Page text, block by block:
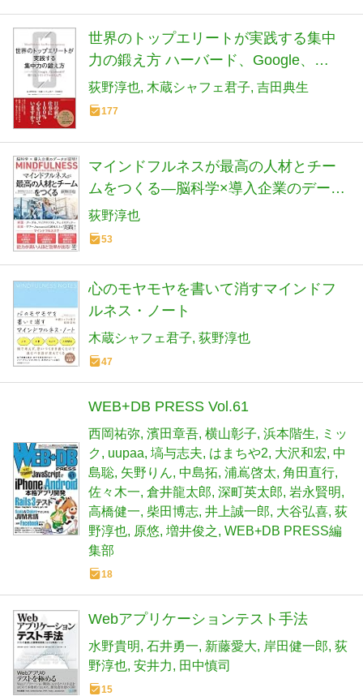
世界のトップエリートが実践する集中
力の鍛え方 ハーバード、Google、
Facebookが取りくむマインドフルネス
入門
荻野淳也 木蔵シャフェ君子 吉田典生
177
マインドフルネスが最高の人材とチー
ムをつくる―脳科学×導入企業のデータ
が証明!
荻野淳也
53
心のモヤモヤを書いて消すマインドフ
ルネス・ノート
木蔵シャフェ君子 荻野淳也
47
WEB+DB PRESS Vol.61
西岡祐弥 濱田章吾 横山彰子 浜本階生
ミッ
ク
uupaa 塙与志夫 はまちや2 大沢和宏 中
島聡 矢野りん 中島拓 浦嶌啓太 角田直行
佐々木一 倉井龍太郎 深町英太郎 岩永賢明
高橋健一 柴田博志 井上誠一郎 大谷弘喜 荻
野淳也 原悠 増井俊之 WEB+DB PRESS編
集部
18
Webアプリケーションテスト手法
水野貴明 石井勇一 新藤愛大 岸田健一郎 荻
野淳也 安井力 田中慎司
15